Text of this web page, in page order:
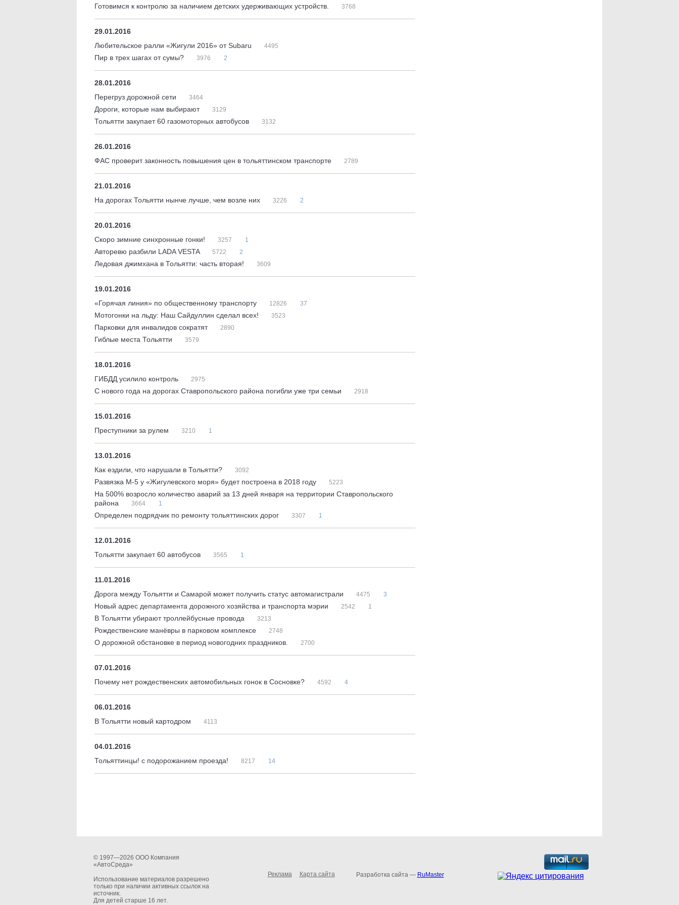
Готовимся к контролю за наличием детских удерживающих устройств.
3768
29.01.2016
Любительское ралли «Жигули 2016» от Subaru
4495
Пир в трех шагах от сумы? 3976 2
28.01.2016
Перегруз дорожной сети
3464
Дороги, которые нам выбирают 3129
Тольятти закупает 60 газомоторных автобусов 3132
26.01.2016
ФАС проверит законность повышения цен в тольяттинском транспорте
2789
21.01.2016
На дорогах Тольятти нынче лучше, чем возле них
3226 2
20.01.2016
Скоро зимние синхронные гонки!
3257 1
Авторевю разбили LADA VESTA 5722 2
Ледовая джимхана в Тольятти: часть вторая! 3609
19.01.2016
«Горячая линия» по общественному транспорту
12826 37
Мотогонки на льду: Наш Сайдуллин сделал всех! 3523
Парковки для инвалидов сократят 2890
Гиблые места Тольятти 3579
18.01.2016
ГИБДД усилило контроль
2975
С нового года на дорогах Ставропольского района погибли уже три семьи 2918
15.01.2016
Преступники за рулем
3210 1
13.01.2016
Как ездили, что нарушали в Тольятти?
3092
Развязка М-5 у «Жигулевского моря» будет построена в 2018 году 5223
На 500% возросло количество аварий за 13 дней января на территории Ставропольского
района
3664 1
Определен подрядчик по ремонту тольяттинских дорог 3307 1
12.01.2016
Тольятти закупает 60 автобусов
3565 1
11.01.2016
Дорога между Тольятти и Самарой может получить статус автомагистрали
4475 3
Новый адрес департамента дорожного хозяйства и транспорта мэрии 2542 1
В Тольятти убирают троллейбусные провода 3213
Рождественские манёвры в парковом комплексе 2748
О дорожной обстановке в период новогодних праздников. 2700
07.01.2016
Почему нет рождественских автомобильных гонок в Сосновке?
4592 4
06.01.2016
В Тольятти новый картодром
4113
04.01.2016
Тольяттинцы! с подорожанием проезда!
8217 14
© 1997—2026 ООО Компания
«АвтоСреда»
Использование материалов разрешено
только при наличии активных ссылок на
источник.
Для детей старше 16 лет.
Реклама Карта сайта Разработка сайта — RuMaster